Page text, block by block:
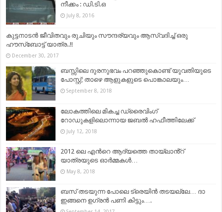
നീക്കം : ഡി.ടി.ഒ
July 8, 2016
കുട്ടനാടന്‍ ജീവിതവും രുചിയും സൗന്ദര്യവും ആസ്വദിച്ച് ഒരു
ഹൗസ്ബോട്ട് യാത്ര..!!
December 30, 2017
ബസ്സിലെ ദുരനുഭവം പറഞ്ഞുകൊണ്ട് യുവതിയുടെ
പോസ്റ്റ്; താഴെ ആളുകളുടെ പൊങ്കാലയും…
September 8, 2018
ലോകത്തിലെ മികച്ച ഡ്രൈവിംഗ്
റോഡുകളിലൊന്നായ ജബൽ ഹഫീത്തിലേക്ക്
July 12, 2018
2012 ലെ എന്‍റെ ആദ്യത്തെ തായ്​ലാൻ്റ്
യാത്രയുടെ ഓര്‍മ്മകള്‍…
May 8, 2018
ബസ് തടയുന്ന പോലെ ട്രെയിന്‍ തടയല്ലേ… ദാ
ഇങ്ങനെ ഉഗ്രന്‍ പണി കിട്ടും….